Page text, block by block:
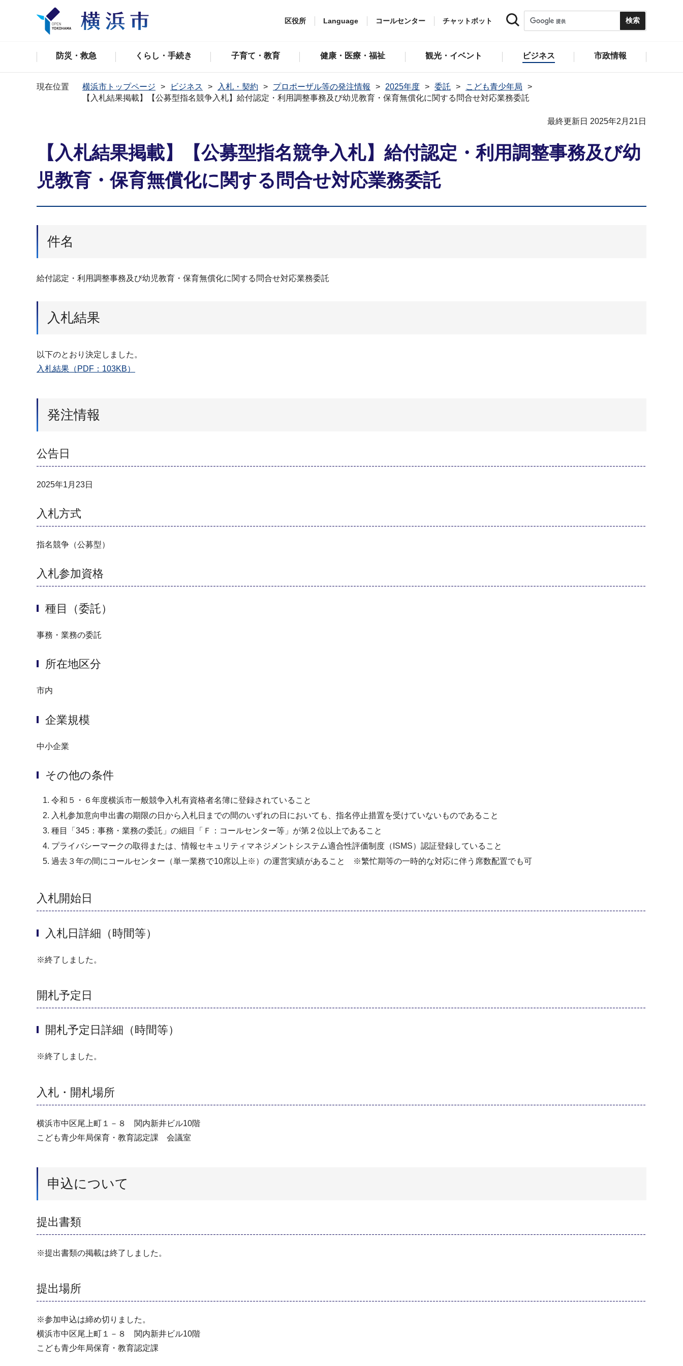
区役所 Language コールセンター チャットボット
防災・救急 くらし・手続き 子育て・教育 健康・医療・福祉 観光・イベント ビジネス 市政情報
現在位置 横浜市トップページ ビジネス 入札・契約 プロポーザル等の発注情報 2025年度 委託
こども青少年局
【入札結果掲載】【公募型指名競争入札】給付認定・利用調整事務及び幼児教育・保育無償化に関する問合せ対応業務委託
最終更新日 2025年2月21日
【入札結果掲載】【公募型指名競争入札】給付認定・利用調整事務及び幼
児教育・保育無償化に関する問合せ対応業務委託
件名
給付認定・利用調整事務及び幼児教育・保育無償化に関する問合せ対応業務委託
入札結果
以下のとおり決定しました。
入札結果（PDF：103KB）
発注情報
公告日
2025年1月23日
入札方式
指名競争（公募型）
入札参加資格
種目（委託）
事務・業務の委託
所在地区分
市内
企業規模
中小企業
その他の条件
令和５・６年度横浜市一般競争入札有資格者名簿に登録されていること
入札参加意向申出書の期限の日から入札日までの間のいずれの日においても、指名停止措置を受けていないものであること
種目「345：事務・業務の委託」の細目「Ｆ：コールセンター等」が第２位以上であること
プライバシーマークの取得または、情報セキュリティマネジメントシステム適合性評価制度（ISMS）認証登録していること
過去３年の間にコールセンター（単一業務で10席以上※）の運営実績があること ※繁忙期等の一時的な対応に伴う席数配置でも可
入札開始日
入札日詳細（時間等）
※終了しました。
開札予定日
開札予定日詳細（時間等）
※終了しました。
入札・開札場所
横浜市中区尾上町１－８ 関内新井ビル10階
こども青少年局保育・教育認定課 会議室
申込について
提出書類
※提出書類の掲載は終了しました。
提出場所
※参加申込は締め切りました。
横浜市中区尾上町１－８ 関内新井ビル10階
こども青少年局保育・教育認定課